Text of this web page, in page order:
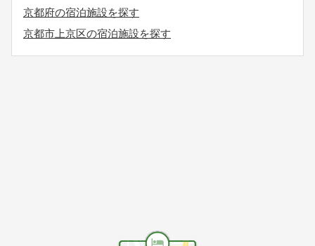
京都府の宿泊施設を探す
京都市上京区の宿泊施設を探す